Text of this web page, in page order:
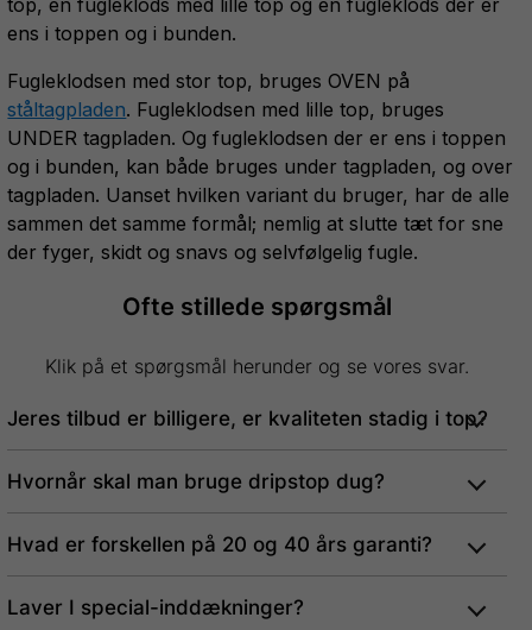
ens i toppen og i bunden.
Fugleklodsen med stor top, bruges OVEN på
ståltagpladen. Fugleklodsen med lille top, bruges
UNDER tagpladen. Og fugleklodsen der er ens i toppen
og i bunden, kan både bruges under tagpladen, og over
tagpladen. Uanset hvilken variant du bruger, har de alle
sammen det samme formål; nemlig at slutte tæt for sne
der fyger, skidt og snavs og selvfølgelig fugle.
Ofte stillede spørgsmål
Klik på et spørgsmål herunder og se vores svar.
Jeres tilbud er billigere, er kvaliteten stadig i top?
Hvornår skal man bruge dripstop dug?
Hvad er forskellen på 20 og 40 års garanti?
Laver I special-inddækninger?